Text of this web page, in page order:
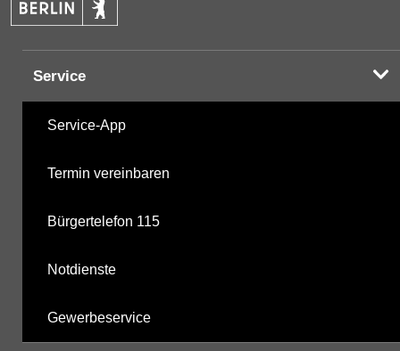
Service
Service-App
Termin vereinbaren
Bürgertelefon 115
Notdienste
Gewerbeservice